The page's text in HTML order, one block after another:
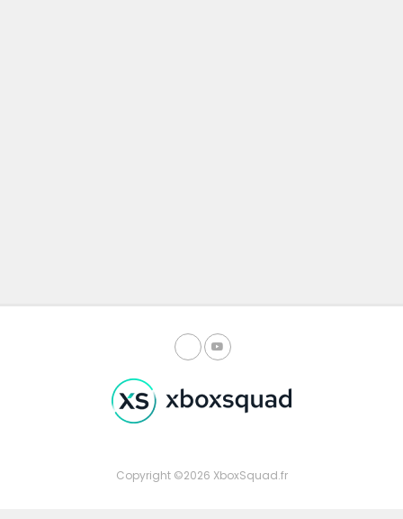
Copyright ©2026 XboxSquad.fr